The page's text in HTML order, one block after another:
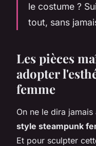
le costume ?
tout, sans
Les pièces
adopter
femme
On ne le dira
style steampunk
Et pour sculpter